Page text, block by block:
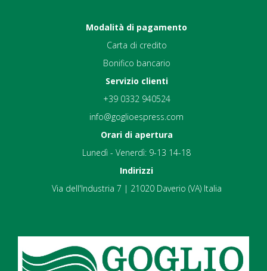
Modalità di pagamento
Carta di credito
Bonifico bancario
Servizio clienti
+39 0332 940524
info@goglioespress.com
Orari di apertura
Lunedì - Venerdì: 9-13 14-18
Indirizzi
Via dell'Industria 7 | 21020 Daverio (VA) Italia